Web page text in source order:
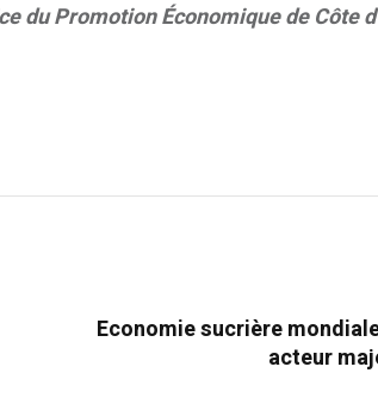
du Promotion Économique de Côte
Economie sucrière
acteur